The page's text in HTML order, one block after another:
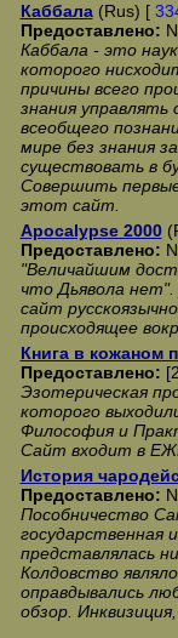
Каббала(Rus) [
Предоставлено:
Каббала - это
которого
причины всего
знания
всеобщего
мире без знания
существовать в
Совершить
этот сайт.
Apocalypse 2000
Предоставлено:
"Величайшим
что Дьявола
сайт
происходящее
Книга в кожаном
Предоставлено:
Эзотерическая
которого
Философия и
Сайт входит в
История
Предоставлено:
Пособничество
государственная
представлялась
Колдовство
оправдывались
обзор.